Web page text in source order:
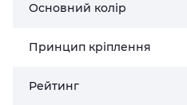
Основний колір
Принцип кріплення
Рейтинг